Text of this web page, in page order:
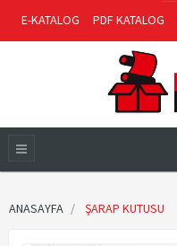
E-KATALOG PDF KATALOG
ANASAYFA ŞARAP KUTUSU